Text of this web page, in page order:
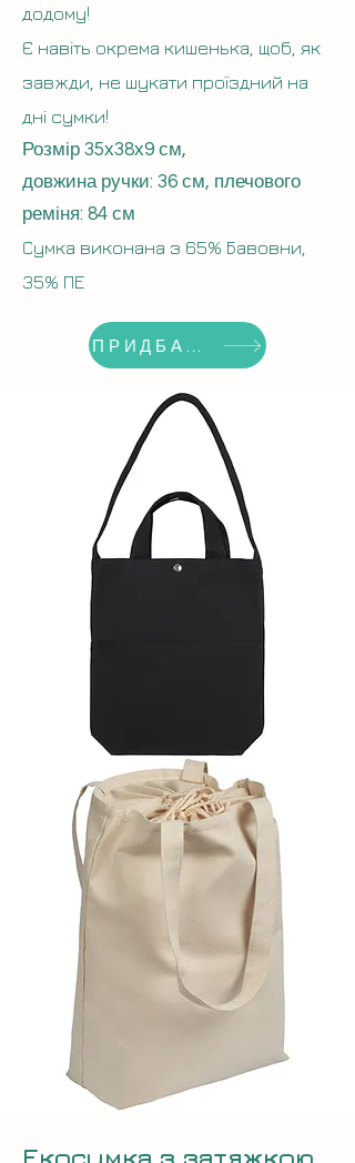
додому!
Є навіть окрема кишенька, щоб, як
завжди, не шукати проїздний на
дні сумки!
Розмір 35х38х9 см,
довжина ручки: 36 см, плечового
реміня: 84 см
Сумка виконана з 65% Бавовни,
35% ПЕ
ПРИДБАТИ